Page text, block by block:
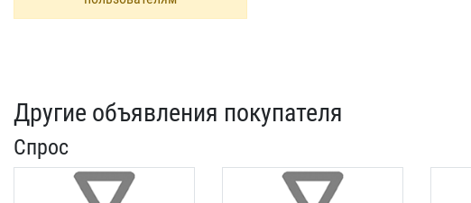
Другие объявления покупателя
Спрос